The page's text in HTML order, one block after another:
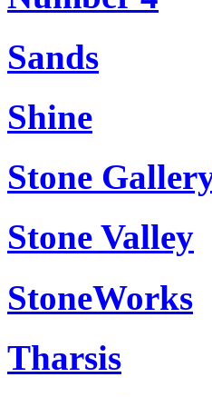
Sands
Shine
Stone
Stone Valley
StoneWorks
Tharsis